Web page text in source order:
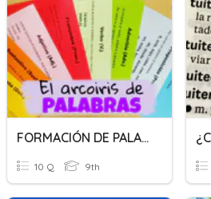
FORMACIÓN DE PALABRAS I-SCJ-
10 Q 9th